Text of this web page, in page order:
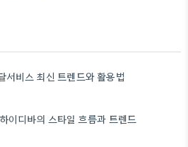
서비스 최신 트렌드와 활용법
이디바의 스타일 흐름과 트렌드